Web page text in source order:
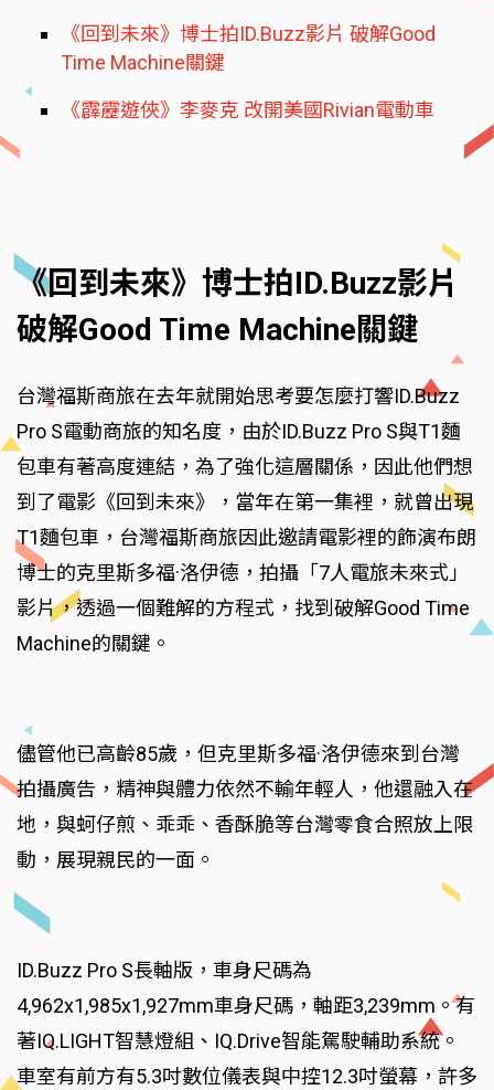
《回到未來》博士拍ID.Buzz影片 破解Good
Time Machine關鍵
《霹靂遊俠》李麥克 改開美國Rivian電動車
《回到未來》博士拍ID.Buzz影片
破解Good Time Machine關鍵
台灣福斯商旅在去年就開始思考要怎麼打響ID.Buzz
Pro S電動商旅的知名度，由於ID.Buzz Pro S與T1麵
包車有著高度連結，為了強化這層關係，因此他們想
到了電影《回到未來》，當年在第一集裡，就曾出現
T1麵包車，台灣福斯商旅因此邀請電影裡的飾演布朗
博士的克里斯多福·洛伊德，拍攝「7人電旅未來式」
影片，透過一個難解的方程式，找到破解Good Time
Machine的關鍵。
儘管他已高齡85歲，但克里斯多福·洛伊德來到台灣
拍攝廣告，精神與體力依然不輸年輕人，他還融入在
地，與蚵仔煎、乖乖、香酥脆等台灣零食合照放上限
動，展現親民的一面。
ID.Buzz Pro S長軸版，車身尺碼為
4,962x1,985x1,927mm車身尺碼，軸距3,239mm。有
著IQ.LIGHT智慧燈組、IQ.Drive智能駕駛輔助系統。
車室有前方有5.3吋數位儀表與中控12.3吋螢幕，許多